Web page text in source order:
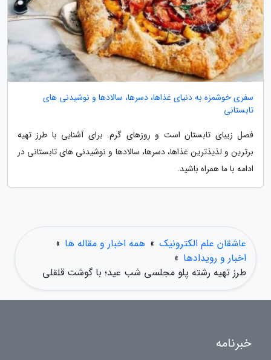
سفری خوشمزه به دنیای غذاها، دسرها، سالادها و نوشیدنی های
تابستانی
فصل زیبای تابستان است و روزهای گرم. برای آشنایی با طرز تهیه
برترین و لذیذترین غذاها، دسرها، سالادها و نوشیدنی های تابستانی در
ادامه با ما همراه باشید.
عاشقان علم الکترونیک » همه اخبار و مقاله ها »
اخبار و رویدادها »
طرز تهیه رشته پلو مجلسی شب عید؛ با گوشت قلقلی
خبرنامه